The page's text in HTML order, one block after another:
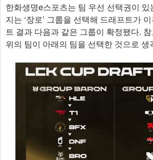
한화생명e스포츠는 팀 우선 선택권이 있
지는 ‘장로’ 그룹을 선택해 드래프트가
트 결과 다음과 같은 그룹이 확정됐다.
위의 팀이 아래의 팀을 선택한 것으로 생